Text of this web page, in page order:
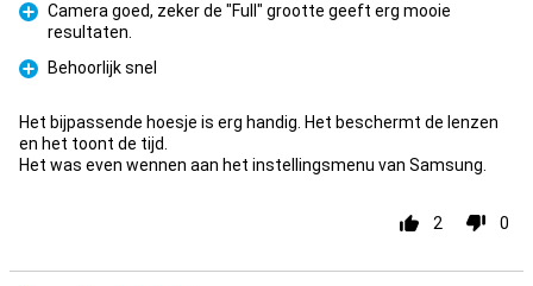
Pour
Camera goed, zeker de "Full" grootte geeft erg mooie
resultaten.
Pour
Behoorlijk snel
Het bijpassende hoesje is erg handig. Het beschermt de lenzen
en het toont de tijd.
Het was even wennen aan het instellingsmenu van Samsung.
2 0